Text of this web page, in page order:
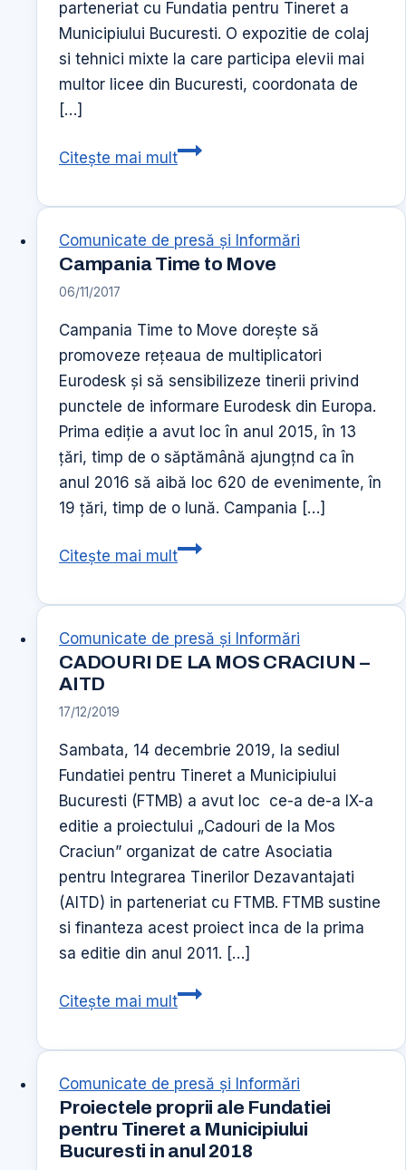
parteneriat cu Fundatia pentru Tineret a
Municipiului Bucuresti. O expozitie de colaj
si tehnici mixte la care participa elevii mai
multor licee din Bucuresti, coordonata de
[…]
Citește mai multColajul
saptamana
a
Comunicate de presă şi Informări
Campania Time to Move
06/11/2017
Campania Time to Move doreşte să
promoveze reţeaua de multiplicatori
Eurodesk şi să sensibilizeze tinerii privind
punctele de informare Eurodesk din Europa.
Prima ediţie a avut loc în anul 2015, în 13
ţări, timp de o săptămână ajungţnd ca în
anul 2016 să aibă loc 620 de evenimente, în
19 ţări, timp de o lună. Campania […]
Citește mai multCampania
Comunicate de presă şi Informări
CADOURI DE LA MOS CRACIUN –
AITD
17/12/2019
Sambata, 14 decembrie 2019, la sediul
Fundatiei pentru Tineret a Municipiului
Bucuresti (FTMB) a avut loc ce-a de-a IX-a
editie a proiectului „Cadouri de la Mos
Craciun” organizat de catre Asociatia
pentru Integrarea Tinerilor Dezavantajati
(AITD) in parteneriat cu FTMB. FTMB sustine
si finanteza acest proiect inca de la prima
sa editie din anul 2011. […]
Citește mai multCADOURI
CRACIUN
–
AITD
Comunicate de presă şi Informări
Proiectele proprii ale Fundatiei
pentru Tineret a Municipiului
Bucuresti in anul 2018